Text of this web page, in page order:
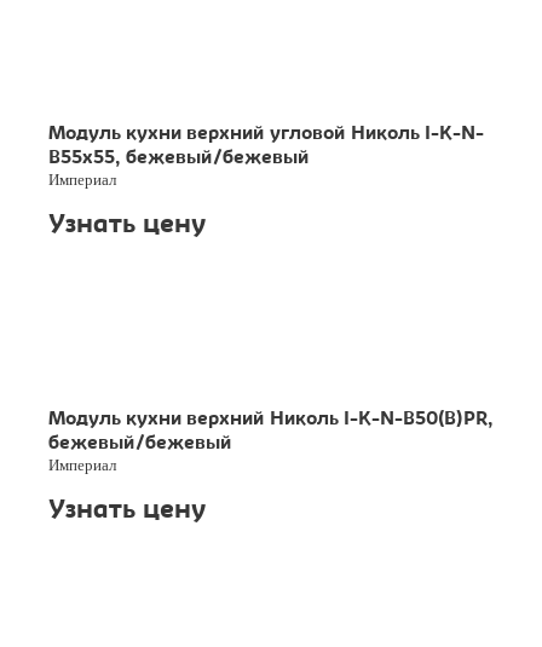
Модуль кухни верхний угловой Николь I-K-N-
B55x55, бежевый/бежевый
Империал
Узнать цену
Модуль кухни верхний Николь I-K-N-B50(B)PR,
бежевый/бежевый
Империал
Узнать цену